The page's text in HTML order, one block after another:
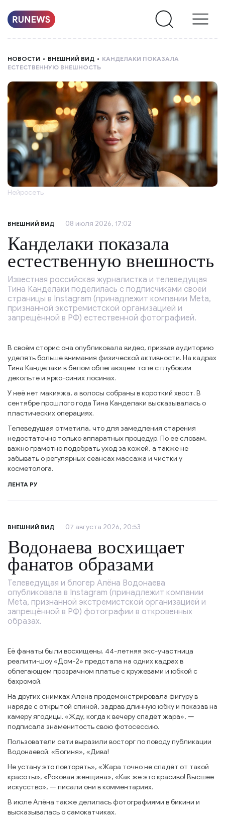
О
НАС
НОВОСТИ ВНЕШНИЙ ВИД
КАНДЕЛАКИ ПОКАЗАЛА
ЕСТЕСТВЕННУЮ ВНЕШНОСТЬ
Нейросеть
ВНЕШНИЙ ВИД 08 июля 2026, 17:02
Канделаки показала
естественную внешность
Известная российская журналистка и телеведущая
Тина Канделаки поделилась с подписчиками своей
страницы в Instagram (принадлежит компании Meta,
признанной экстремистской организацией и
запрещённой в РФ) естественной фотографией.
В своём сторис она опубликовала видео, призвав аудиторию
уделять больше внимания физической активности. На кадрах
Тина Канделаки в белом облегающем топе с глубоким
декольте и ярко-синих лосинах.
У неё нет макияжа, а волосы собраны в короткий хвост. В
сентябре прошлого года Тина Канделаки высказывалась о
пластических операциях.
Телеведущая отметила, что для замедления старения
недостаточно только аппаратных процедур. По её словам,
важно грамотно подобрать уход за кожей, а также не
забывать о регулярных сеансах массажа и чистки у
косметолога.
ЛЕНТА РУ
ВНЕШНИЙ ВИД 07 августа 2026, 20:53
Водонаева восхищает
фанатов образами
Телеведущая и блогер Алёна Водонаева
опубликовала в Instagram (принадлежит компании
Meta, признанной экстремистской организацией и
запрещённой в РФ) фотографии в откровенных
образах.
Её фанаты были восхищены. 44-летняя экс-участница
реалити-шоу «Дом-2» предстала на одних кадрах в
облегающем прозрачном платье с кружевами и юбкой с
бахромой.
На других снимках Алёна продемонстрировала фигуру в
наряде с открытой спиной, задрав длинную юбку и показав на
камеру ягодицы. «Жду, когда к вечеру спадёт жара», —
подписала знаменитость свою фотосессию.
Пользователи сети выразили восторг по поводу публикации
Водонаевой. «Богиня», «Дива!
Не устану это повторять», «Жара точно не спадёт от такой
красоты», «Роковая женщина», «Как же это красиво! Высшее
искусство», — писали они в комментариях.
В июле Алёна также делилась фотографиями в бикини и
высказывалась о самокатчиках.